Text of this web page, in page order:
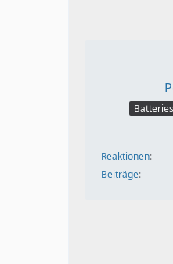
Reaktionen
Beiträge